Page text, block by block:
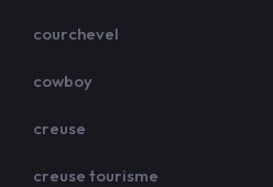
courchevel
cowboy
creuse
creuse tourisme